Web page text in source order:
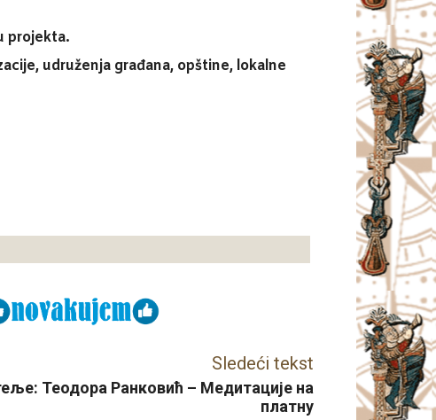
projekta.
udruženja građana, opštine, lokalne
Sledeći tekst
Теодора Ранковић – Медитације на
платну